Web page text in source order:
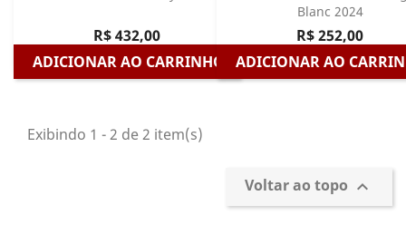
R$ 432,00
ADICIONAR AO CARRINHO
Blanc 2024
R$ 252,00
ADICIONAR AO
Exibindo 1 - 2 de 2 item(s)
Voltar ao topo 